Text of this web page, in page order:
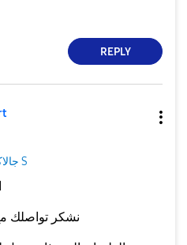
REPLY
جالاكسى S
نشكر تواصلك